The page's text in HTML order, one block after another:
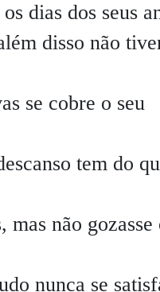
dias dos seus
disso não
se cobre o seu
tem do
mas não gozasse
nunca se